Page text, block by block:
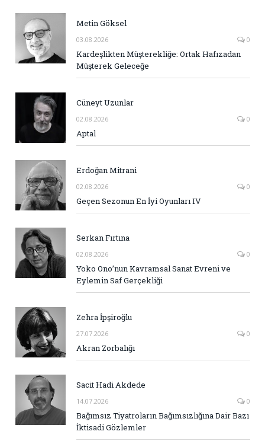
Metin Göksel
03.08.2026 0
Kardeşlikten Müşterekliğe: Ortak Hafızadan
Müşterek Geleceğe
Cüneyt Uzunlar
02.08.2026 0
Aptal
Erdoğan Mitrani
02.08.2026 0
Geçen Sezonun En İyi Oyunları IV
Serkan Fırtına
02.08.2026 0
Yoko Ono’nun Kavramsal Sanat Evreni ve
Eylemin Saf Gerçekliği
Zehra İpşiroğlu
27.07.2026 0
Akran Zorbalığı
Sacit Hadi Akdede
14.07.2026 0
Bağımsız Tiyatroların Bağımsızlığına Dair Bazı
İktisadi Gözlemler